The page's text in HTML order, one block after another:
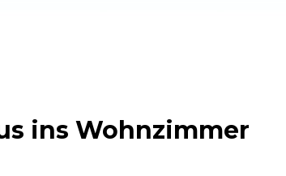
ins Wohnzimmer